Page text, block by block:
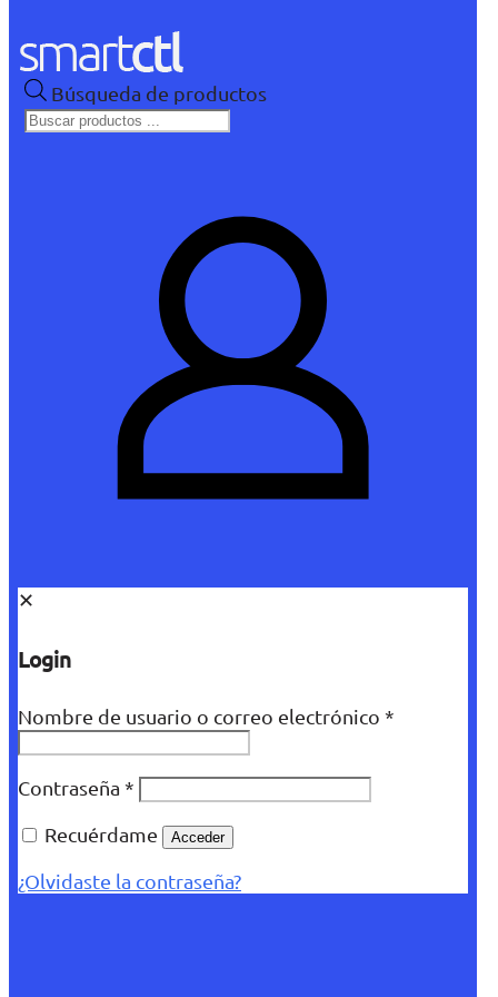
Búsqueda de productos
✕
Login
Nombre de usuario o correo electrónico *
Contraseña *
Recuérdame
Acceder
¿Olvidaste la contraseña?